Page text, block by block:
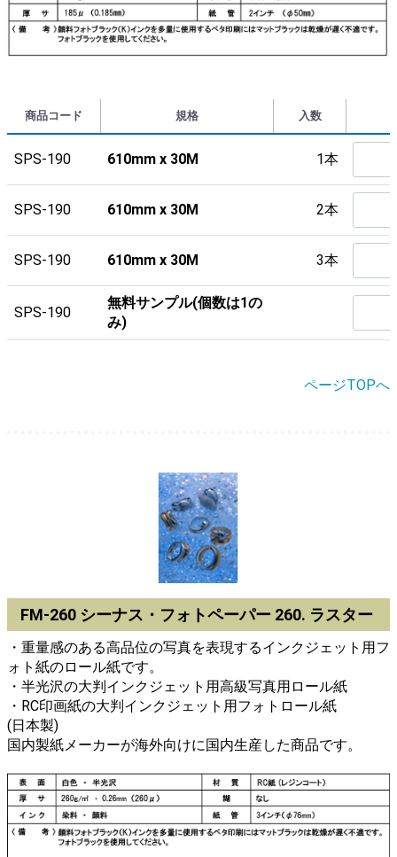
商品コード 規格 入数
SPS-190 610mm x 30M 1本
SPS-190 610mm x 30M 2本
SPS-190 610mm x 30M 3本
SPS-190
無料サンプル(個数は1の
み)
ページTOPへ
FM-260 シーナス・フォトペーパー 260. ラスター
・重量感のある高品位の写真を表現するインクジェット用フ
ォト紙のロール紙です。
・半光沢の大判インクジェット用高級写真用ロール紙
・RC印画紙の大判インクジェット用フォトロール紙
(日本製)
国内製紙メーカーが海外向けに国内生産した商品です。